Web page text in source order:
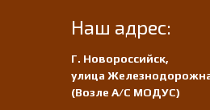
Наш адрес:
Г. Новороссийск,
улица
(Возле А/С МОДУС)